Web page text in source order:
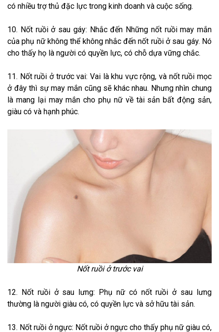
có nhiều trợ thủ đặc lực trong kinh doanh và cuộc sống.
10. Nốt ruồi ở sau gáy: Nhắc đến Những nốt ruồi may mắn
của phụ nữ không thể không nhắc đến nốt ruồi ở sau gáy. Nó
cho thấy họ là người có quyền lực, có chỗ dựa vững chắc.
11. Nốt ruồi ở trước vai: Vai là khu vực rộng, và nốt ruồi mọc
ở đây thì sự may mắn cũng sẽ khác nhau. Nhưng nhìn chung
là mang lại may mắn cho phụ nữ về tài sản bất động sản,
giàu có và hạnh phúc.
Nốt ruồi ở trước vai
12. Nốt ruồi ở sau lưng: Phụ nữ có nốt ruồi ở sau lưng
thường là người giàu có, có quyền lực và sở hữu tài sản.
13. Nốt ruồi ở ngực: Nốt ruồi ở ngực cho thấy phụ nữ giàu có,